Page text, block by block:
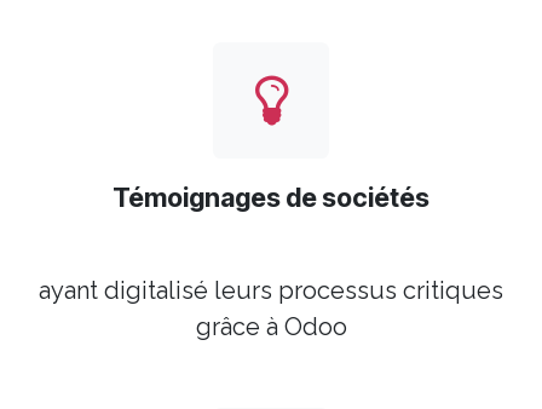
Témoignages de sociétés
ayant digitalisé leurs processus critiques
grâce à Odoo